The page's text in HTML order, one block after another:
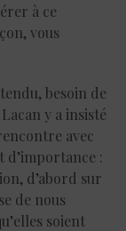
à ce
vous
besoin de
y a insisté
avec
d’importance :
d’abord sur
de nous
soient